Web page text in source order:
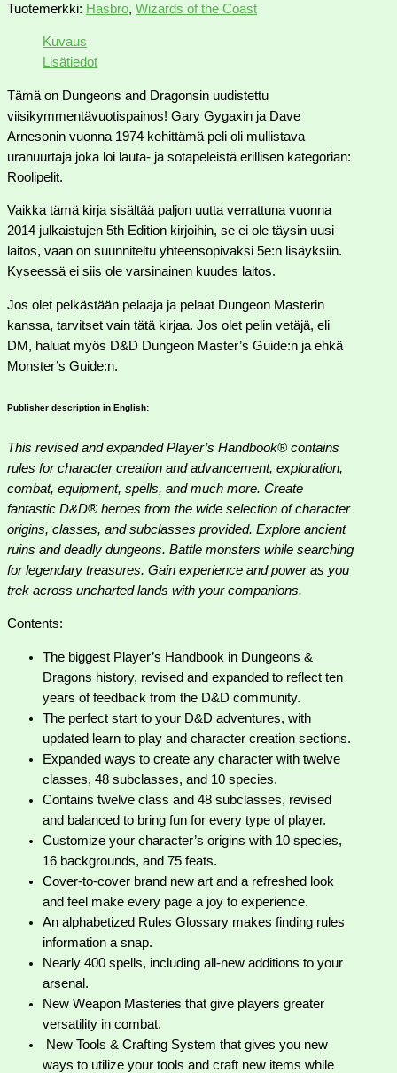
Tuotemerkki: Hasbro, Wizards of the Coast
Kuvaus
Lisätiedot
Tämä on Dungeons and Dragonsin uudistettu
viisikymmentävuotispainos! Gary Gygaxin ja Dave
Arnesonin vuonna 1974 kehittämä peli oli mullistava
uranuurtaja joka loi lauta- ja sotapeleistä erillisen kategorian:
Roolipelit.
Vaikka tämä kirja sisältää paljon uutta verrattuna vuonna
2014 julkaistujen 5th Edition kirjoihin, se ei ole täysin uusi
laitos, vaan on suunniteltu yhteensopivaksi 5e:n lisäyksiin.
Kyseessä ei siis ole varsinainen kuudes laitos.
Jos olet pelkästään pelaaja ja pelaat Dungeon Masterin
kanssa, tarvitset vain tätä kirjaa. Jos olet pelin vetäjä, eli
DM, haluat myös D&D Dungeon Master’s Guide:n ja ehkä
Monster’s Guide:n.
Publisher description in English:
This revised and expanded Player’s Handbook® contains
rules for character creation and advancement, exploration,
combat, equipment, spells, and much more. Create
fantastic D&D® heroes from the wide selection of character
origins, classes, and subclasses provided. Explore ancient
ruins and deadly dungeons. Battle monsters while searching
for legendary treasures. Gain experience and power as you
trek across uncharted lands with your companions.
Contents:
The biggest Player’s Handbook in Dungeons &
Dragons history, revised and expanded to reflect ten
years of feedback from the D&D community.
The perfect start to your D&D adventures, with
updated learn to play and character creation sections.
Expanded ways to create any character with twelve
classes, 48 subclasses, and 10 species.
Contains twelve class and 48 subclasses, revised
and balanced to bring fun for every type of player.
Customize your character’s origins with 10 species,
16 backgrounds, and 75 feats.
Cover-to-cover brand new art and a refreshed look
and feel make every page a joy to experience.
An alphabetized Rules Glossary makes finding rules
information a snap.
Nearly 400 spells, including all-new additions to your
arsenal.
New Weapon Masteries that give players greater
versatility in combat.
New Tools & Crafting System that gives you new
ways to utilize your tools and craft new items while